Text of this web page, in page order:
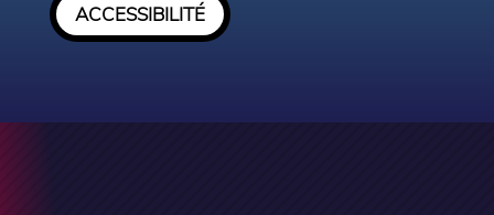
ACCESSIBILITÉ